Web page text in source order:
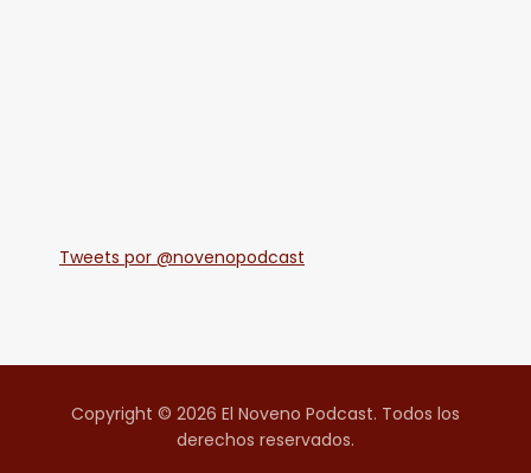
Tweets por @novenopodcast
Copyright © 2026 El Noveno Podcast. Todos los
derechos reservados.